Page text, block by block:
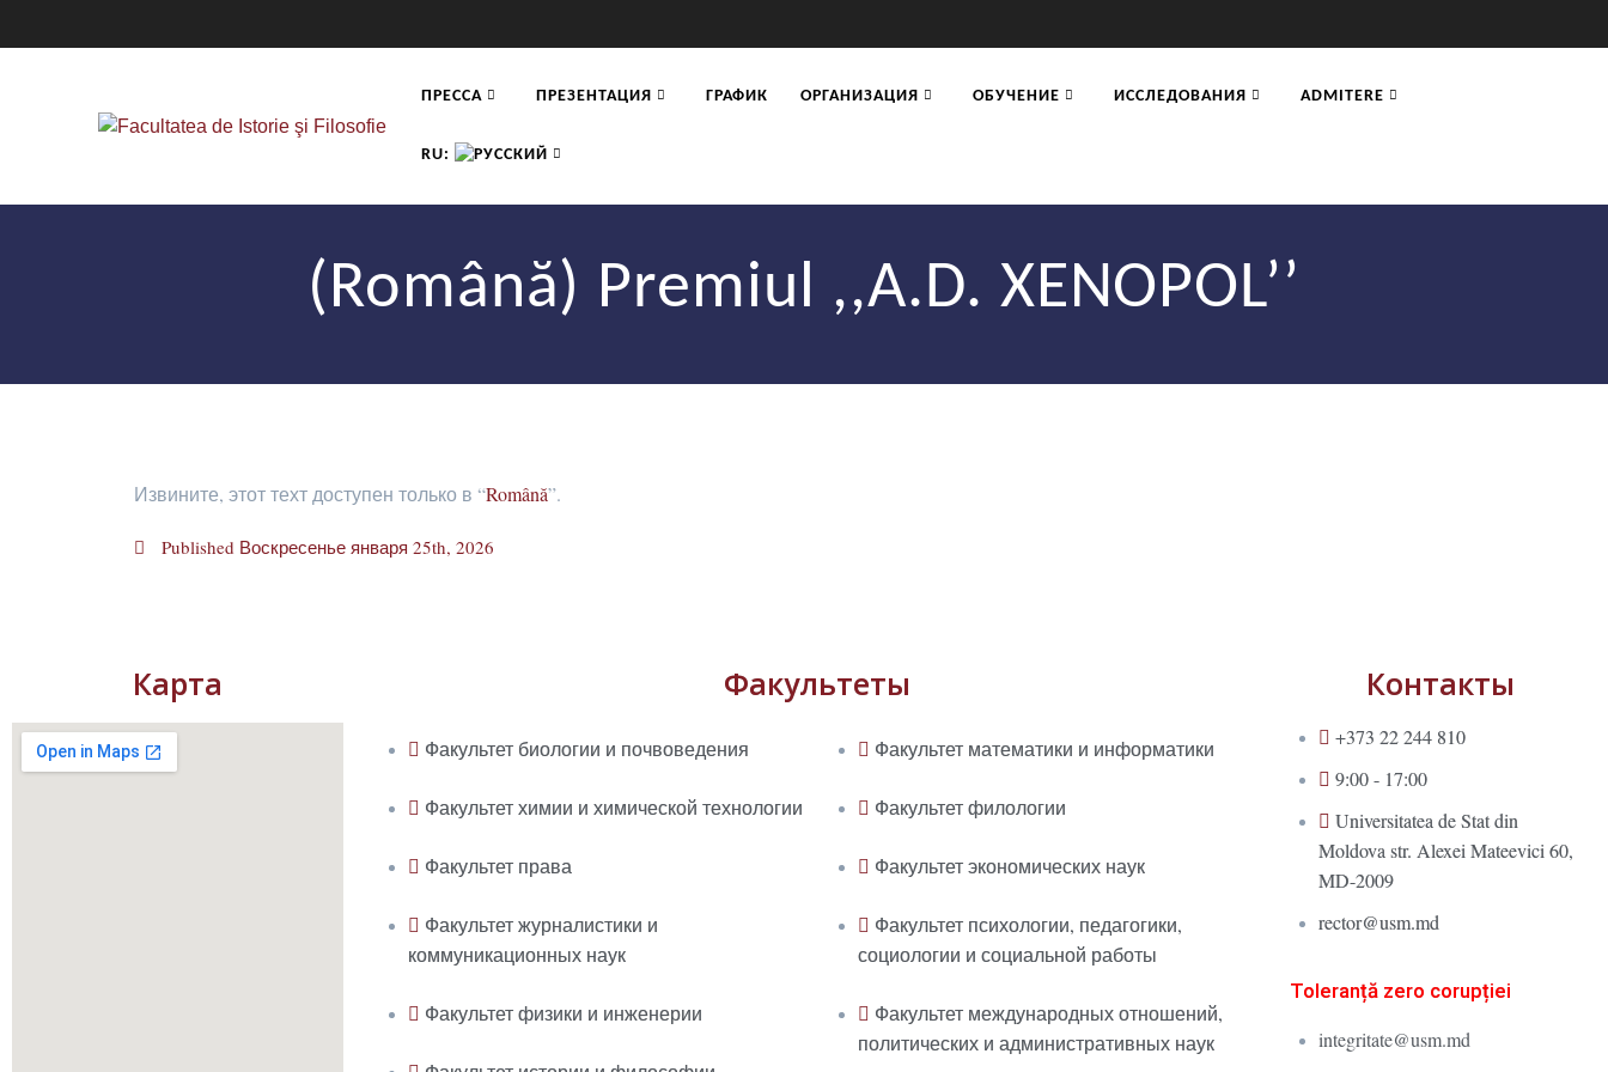
ПРЕССА ПРЕЗЕНТАЦИЯ ГРАФИК ОРГАНИЗАЦИЯ ОБУЧЕНИЕ ИССЛЕДОВАНИЯ ADMITERE
RU:
(Română) Premiul ,,A.D. XENOPOL’’
Извините, этот техт доступен только в “Română”.
Published Воскресенье января 25th, 2026
Карта Факультеты
Факультет биологии и почвоведения
Факультет химии и химической технологии
Факультет права
Факультет журналистики и
коммуникационных наук
Факультет физики и инженерии
Факультет математики и информатики
Факультет филологии
Факультет экономических наук
Факультет психологии, педагогики,
социологии и социальной работы
Факультет международных отношений,
политических и административных наук
Контакты
+373 22 244 810
9:00 - 17:00
Universitatea de Stat din
Moldova str. Alexei Mateevici 60,
MD-2009
rector@usm.md
Toleranță zero corupției
integritate@usm.md